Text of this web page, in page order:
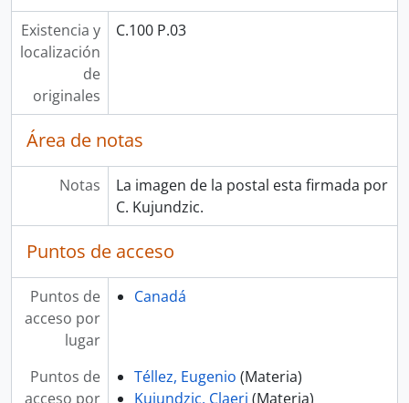
Existencia y
localización
de
originales
C.100 P.03
Área de notas
Notas
La imagen de la postal esta firmada por
C. Kujundzic.
Puntos de acceso
Puntos de
acceso por
lugar
Canadá
Puntos de
acceso por
Téllez, Eugenio (Materia)
Kujundzic, Claeri (Materia)